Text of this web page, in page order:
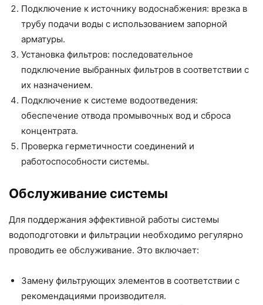
Подключение к источнику водоснабжения: врезка в
трубу подачи воды с использованием запорной
арматуры.
Установка фильтров: последовательное
подключение выбранных фильтров в соответствии с
их назначением.
Подключение к системе водоотведения:
обеспечение отвода промывочных вод и сброса
концентрата.
Проверка герметичности соединений и
работоспособности системы.
Обслуживание системы
Для поддержания эффективной работы системы
водоподготовки и фильтрации необходимо регулярно
проводить ее обслуживание. Это включает:
Замену фильтрующих элементов в соответствии с
рекомендациями производителя.